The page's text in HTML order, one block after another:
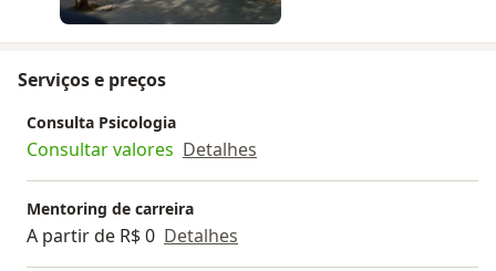
Serviços e preços
Consulta Psicologia
Consultar valores Detalhes
Mentoring de carreira
A partir de R$ 0 Detalhes